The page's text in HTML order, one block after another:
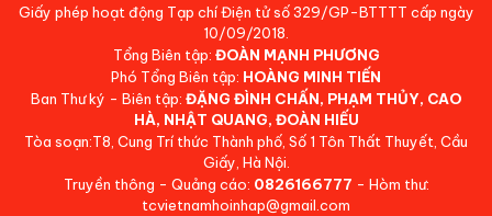
Giấy phép hoạt động Tạp chí Điện tử số 329/GP-BTTTT cấp ngày
10/09/2018.
Tổng Biên tập: ĐOÀN MẠNH PHƯƠNG
Phó Tổng Biên tập: HOÀNG MINH TIẾN
Ban Thư ký - Biên tập: ĐẶNG ĐÌNH CHẤN, PHẠM THỦY, CAO
HÀ, NHẬT QUANG, ĐOÀN HIẾU
Tòa soạn:T8, Cung Trí thức Thành phố, Số 1 Tôn Thất Thuyết, Cầu
Giấy, Hà Nội.
Truyền thông - Quảng cáo: 0826166777 - Hòm thư:
tcvietnamhoinhap@gmail.com